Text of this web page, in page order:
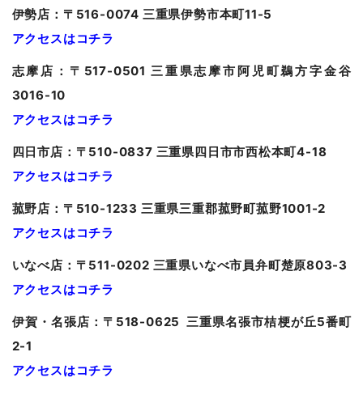
伊勢店：〒516-0074 三重県伊勢市本町11-5
アクセスはコチラ
志摩店：〒517-0501 三重県志摩市阿児町鵜方字金谷
3016-10
アクセスはコチラ
四日市店：〒510-0837 三重県四日市市西松本町4-18
アクセスはコチラ
菰野店：〒510-1233 三重県三重郡菰野町菰野1001-2
アクセスはコチラ
いなべ店：〒511-0202 三重県いなべ市員弁町楚原803-3
アクセスはコチラ
伊賀・名張店：〒518-0625 三重県名張市桔梗が丘5番町
2-1
アクセスはコチラ